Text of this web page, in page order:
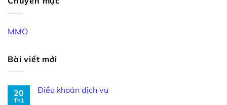
MMO
Bài viết mới
20
Th1
Điều khoản dịch vụ